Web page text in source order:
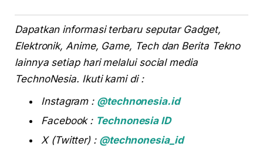
Dapatkan informasi terbaru seputar Gadget,
Elektronik, Anime, Game, Tech dan Berita Tekno
lainnya setiap hari melalui social media
TechnoNesia. Ikuti kami di :
Instagram : @technonesia.id
Facebook : Technonesia ID
X (Twitter) : @technonesia_id